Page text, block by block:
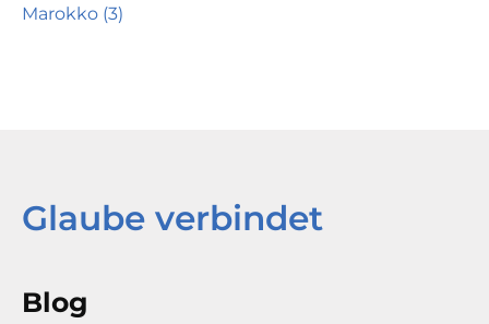
Marokko (3)
Glaube verbindet
Blog